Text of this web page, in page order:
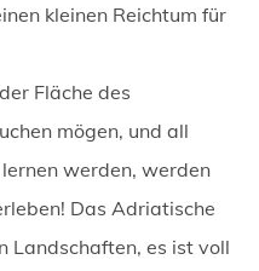
kleinen Reichtum für
Fläche des
mögen, und all
werden, werden
Das Adriatische
Landschaften, es ist voll